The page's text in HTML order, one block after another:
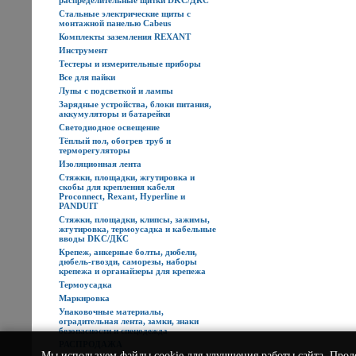
Стальные электрические щиты с
монтажной панелью Cabeus
Комплекты заземления REXANT
Инструмент
Тестеры и измерительные приборы
Все для пайки
Лупы с подсветкой и лампы
Зарядные устройства, блоки питания,
аккумуляторы и батарейки
Светодиодное освещение
Тёплый пол, обогрев труб и
терморегуляторы
Изоляционная лента
Стяжки, площадки, жгутировка и
скобы для крепления кабеля
Proconnect, Rexant, Hyperline и
PANDUIT
Стяжки, площадки, клипсы, зажимы,
жгутировка, термоусадка и кабельные
вводы DKC/ДКС
Крепеж, анкерные болты, дюбели,
дюбель-гвозди, саморезы, наборы
крепежа и органайзеры для крепежа
Термоусадка
Маркировка
Упаковочные материалы,
оградительная лента, замки, знаки
безопасности и спецодежда